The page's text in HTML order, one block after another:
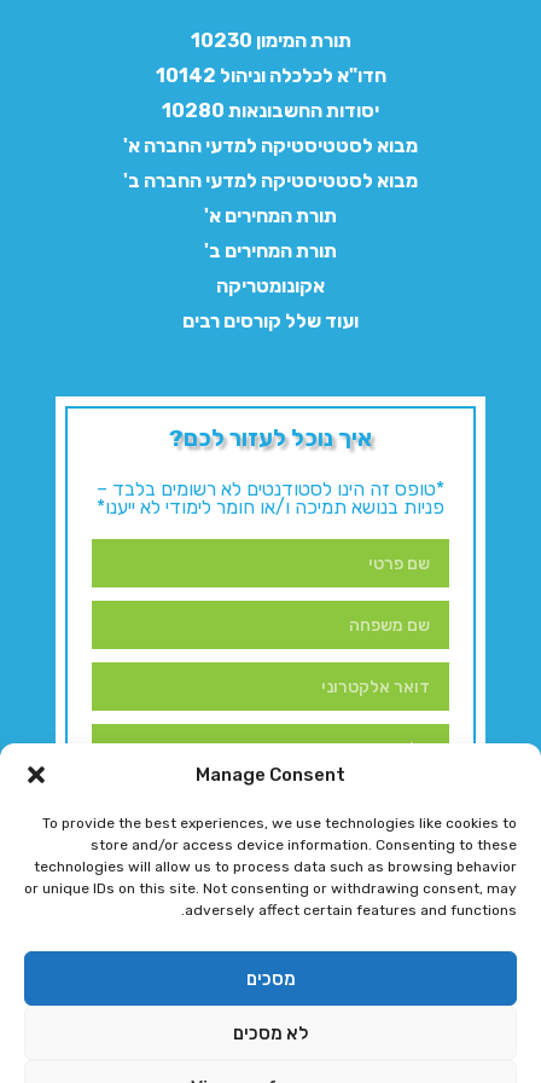
Manage Consent
To provide the best experiences, we use technologies like cookies to
store and/or access device information. Consenting to these
technologies will allow us to process data such as browsing behavior
or unique IDs on this site. Not consenting or withdrawing consent, may
adversely affect certain features and functions.
מסכים
לא מסכים
תורת המימון 10230
חדו"א לכלכלה וניהול 10142
יסודות החשבונאות 10280
מבוא לסטטיסטיקה למדעי החברה א'
מבוא לסטטיסטיקה למדעי החברה ב'
תורת המחירים א'
תורת המחירים ב'
אקונומטריקה
ועוד שלל קורסים רבים
איך נוכל לעזור לכם?
*טופס זה הינו לסטודנטים לא רשומים בלבד –
פניות בנושא תמיכה ו/או חומר לימודי לא ייענו*